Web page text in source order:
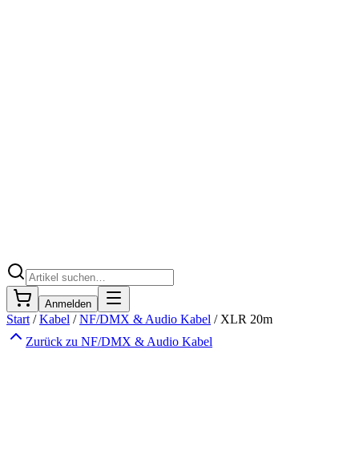
Anmelden
Start /Kabel /NF/DMX & Audio Kabel / XLR 20m
Zurück zu NF/DMX & Audio Kabel